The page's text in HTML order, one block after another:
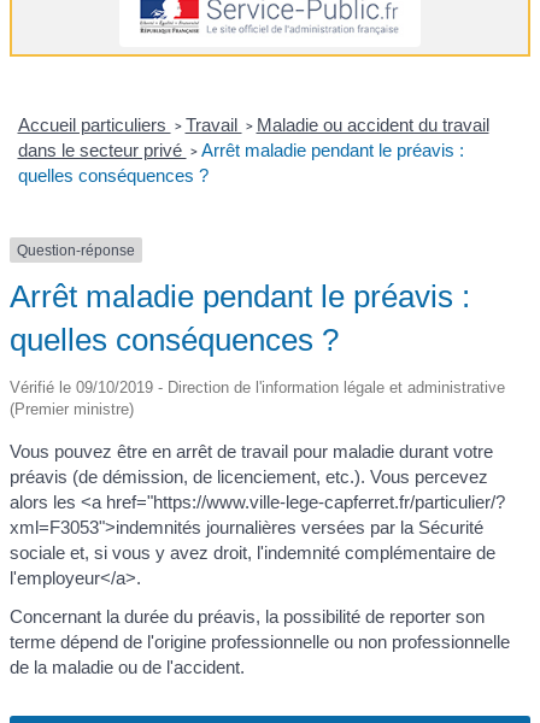
Accueil particuliers > Travail > Maladie ou accident du travail
dans le secteur privé > Arrêt maladie pendant le préavis :
quelles conséquences ?
Question-réponse
Arrêt maladie pendant le préavis :
quelles conséquences ?
Vérifié le 09/10/2019 - Direction de l'information légale et administrative
(Premier ministre)
Vous pouvez être en arrêt de travail pour maladie durant votre
préavis (de démission, de licenciement, etc.). Vous percevez
alors les <a href="https://www.ville-lege-capferret.fr/particulier/?
xml=F3053">indemnités journalières versées par la Sécurité
sociale et, si vous y avez droit, l'indemnité complémentaire de
l'employeur</a>.
Concernant la durée du préavis, la possibilité de reporter son
terme dépend de l'origine professionnelle ou non professionnelle
de la maladie ou de l'accident.